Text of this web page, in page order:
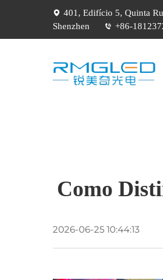
401, Edifício 5, Quinta
Shenzhen
+86-
Como
2026-06-25 10:44:13